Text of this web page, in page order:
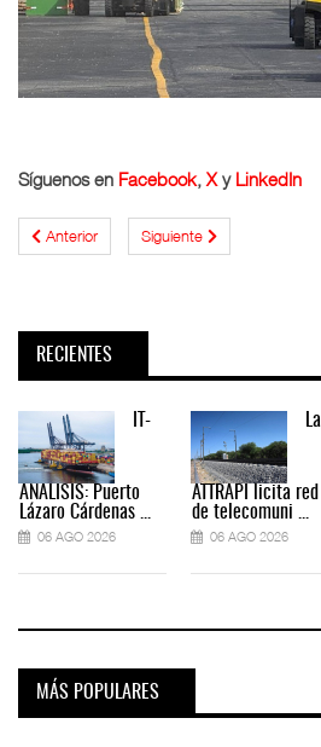
Síguenos en Facebook, Xy LinkedIn
Anterior Siguiente
RECIENTES
IT-
ANÁLISIS: Puerto
Lázaro Cárdenas ...
06 AGO 2026
La
ATTRAPI licita red
de telecomuni ...
06 AGO 2026
MÁS POPULARES